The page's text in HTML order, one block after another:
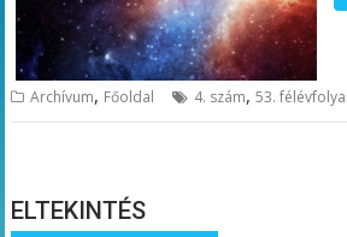
Archívum, Főoldal 4. szám,53.
ELTEKINTÉS